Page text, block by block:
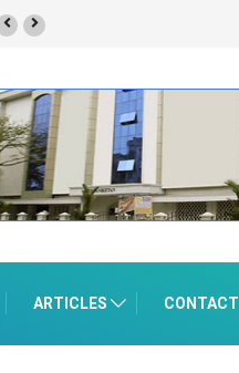
ARTICLES CONTACT